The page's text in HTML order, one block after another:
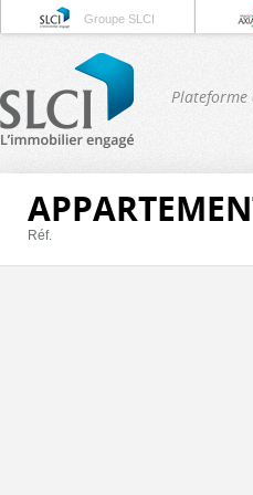
Groupe SLCI
Plateforme
Réf.